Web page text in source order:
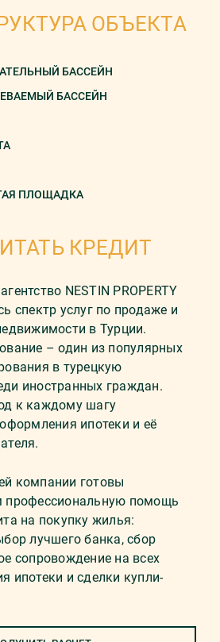
ОБЪЕКТА
БАССЕЙН
БАССЕЙН
ПЛОЩАДКА
КРЕДИТ
NESTIN PROPERTY
спектр услуг по продаже и
в Турции.
– один из популярных
в турецкую
иностранных граждан.
к каждому шагу
ипотеки и её
компании готовы
профессиональную помощь
на покупку жилья:
лучшего банка, сбор
сопровождение на всех
ипотеки и сделки купли-